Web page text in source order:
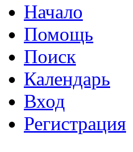
Начало
Помощь
Поиск
Календарь
Вход
Регистрация